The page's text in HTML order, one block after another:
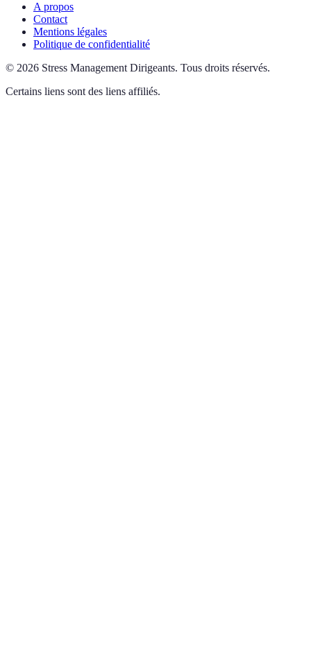
A propos
Contact
Mentions légales
Politique de confidentialité
© 2026 Stress Management Dirigeants. Tous droits réservés.
Certains liens sont des liens affiliés.